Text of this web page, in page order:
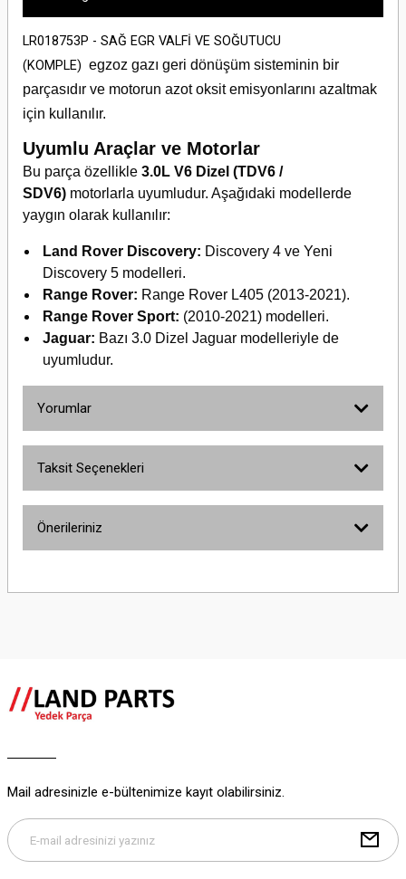
LR018753P - SAĞ EGR VALFİ VE SOĞUTUCU
(KOMPLE) egzoz gazı geri dönüşüm sisteminin bir
parçasıdır ve motorun azot oksit emisyonlarını azaltmak
için kullanılır.
Uyumlu Araçlar ve Motorlar
Bu parça özellikle 3.0L V6 Dizel (TDV6 /
SDV6) motorlarla uyumludur. Aşağıdaki modellerde
yaygın olarak kullanılır:
Land Rover Discovery: Discovery 4 ve Yeni
Discovery 5 modelleri.
Range Rover: Range Rover L405 (2013-2021).
Range Rover Sport: (2010-2021) modelleri.
Jaguar: Bazı 3.0 Dizel Jaguar modelleriyle de
uyumludur.
Yorumlar
Taksit Seçenekleri
Önerileriniz
yetersiz gördüğünüz noktaları öneri formunu kullanarak tarafımıza
Ürün açıklamasında eksik bilgiler bulunuyor.
Ürün bilgilerinde hatalar bulunuyor.
Mail adresinizle e-bültenimize kayıt olabilirsiniz.